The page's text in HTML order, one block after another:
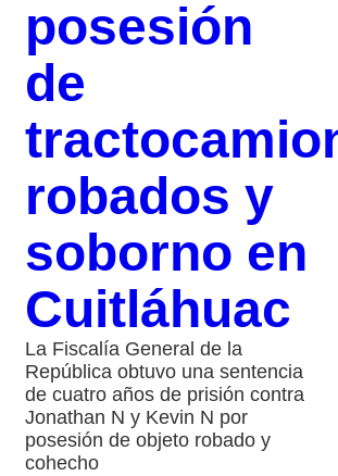
posesión
de
robados y
soborno en
Cuitláhuac
La Fiscalía General de la
República obtuvo una sentencia
de cuatro años de prisión contra
Jonathan N y Kevin N por
posesión de objeto robado y
cohecho